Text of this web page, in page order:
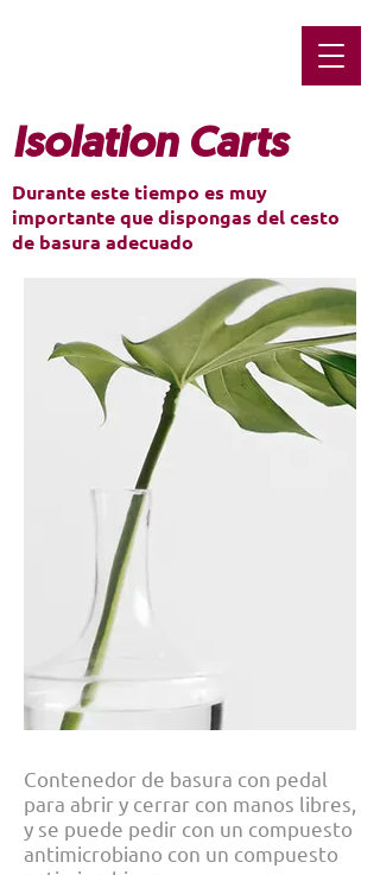
Isolation Carts
Durante este tiempo es muy
importante que dispongas del cesto
de basura adecuado
Contenedor de basura con pedal
para abrir y cerrar con manos libres,
y se puede pedir con un compuesto
antimicrobiano con un compuesto